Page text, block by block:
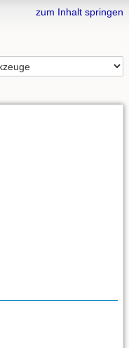
zum Inhalt springen